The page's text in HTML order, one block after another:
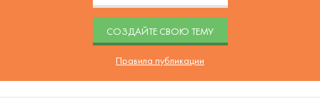
CОЗДАЙТЕ СВОЮ ТЕМУ
Правила публикации